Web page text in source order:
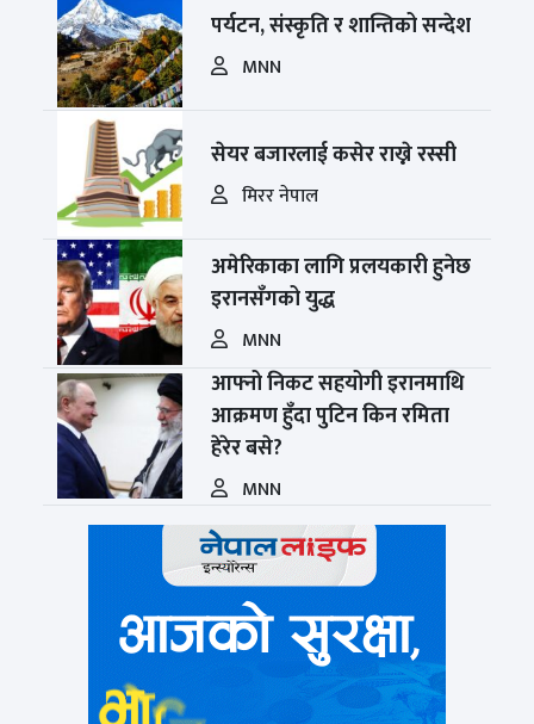
पर्यटन, संस्कृति र शान्तिको सन्देश
MNN
सेयर बजारलाई कसेर राख्ने रस्सी
मिरर नेपाल
अमेरिकाका लागि प्रलयकारी हुनेछ
इरानसँगको युद्ध
MNN
आफ्नो निकट सहयोगी इरानमाथि
आक्रमण हुँदा पुटिन किन रमिता
हेरेर बसे?
MNN